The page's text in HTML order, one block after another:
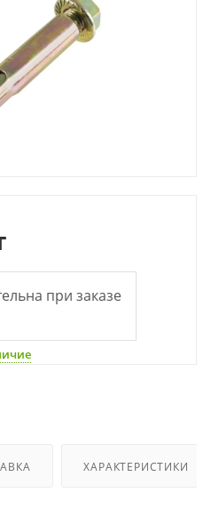
при заказе
ХАРАКТЕРИСТИКИ